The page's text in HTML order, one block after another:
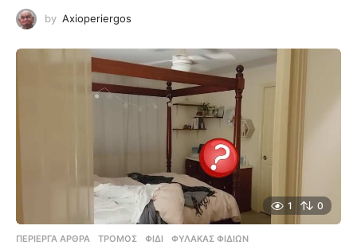
by Axioperiergos
1 0
ΠΕΡΊΕΡΓΑ ΆΡΘΡΑ ΤΡΌΜΟΣ ,ΦΊΔΙ ,ΦΎΛΑΚΑΣ ΦΙΔΙΏΝ